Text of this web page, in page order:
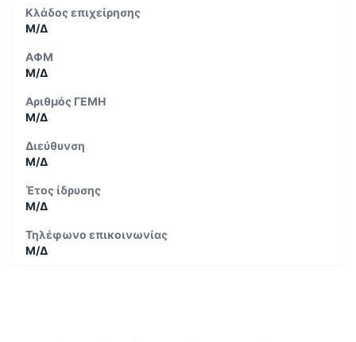
Κλάδος επιχείρησης
Μ/Δ
ΑΦΜ
Μ/Δ
Αριθμός ΓΕΜΗ
Μ/Δ
Διεύθυνση
Μ/Δ
Έτος ίδρυσης
Μ/Δ
Τηλέφωνο επικοινωνίας
Μ/Δ